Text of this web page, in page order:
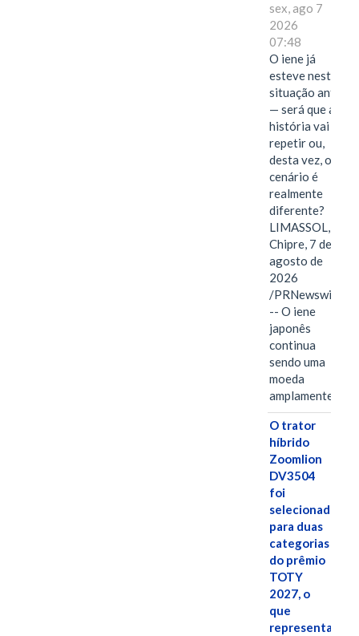
sex, ago 7
2026
07:48
O iene já
esteve nesta
situação antes
— será que a
história vai se
repetir ou,
desta vez, o
cenário é
realmente
diferente?
LIMASSOL,
Chipre, 7 de
agosto de
2026
/PRNewswire/
-- O iene
japonês
continua
sendo uma
moeda
amplamente…
O trator
híbrido
Zoomlion
DV3504
foi
selecionado
para duas
categorias
do prêmio
TOTY
2027, o
que
representa